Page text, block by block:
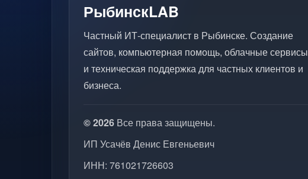
РыбинскLAB
Частный ИТ-специалист в Рыбинске. Создание
сайтов, компьютерная помощь, облачные сервисы
и техническая поддержка для частных клиентов и
бизнеса.
© 2026 Все права защищены.
ИП Усачёв Денис Евгеньевич
ИНН: 761021726603